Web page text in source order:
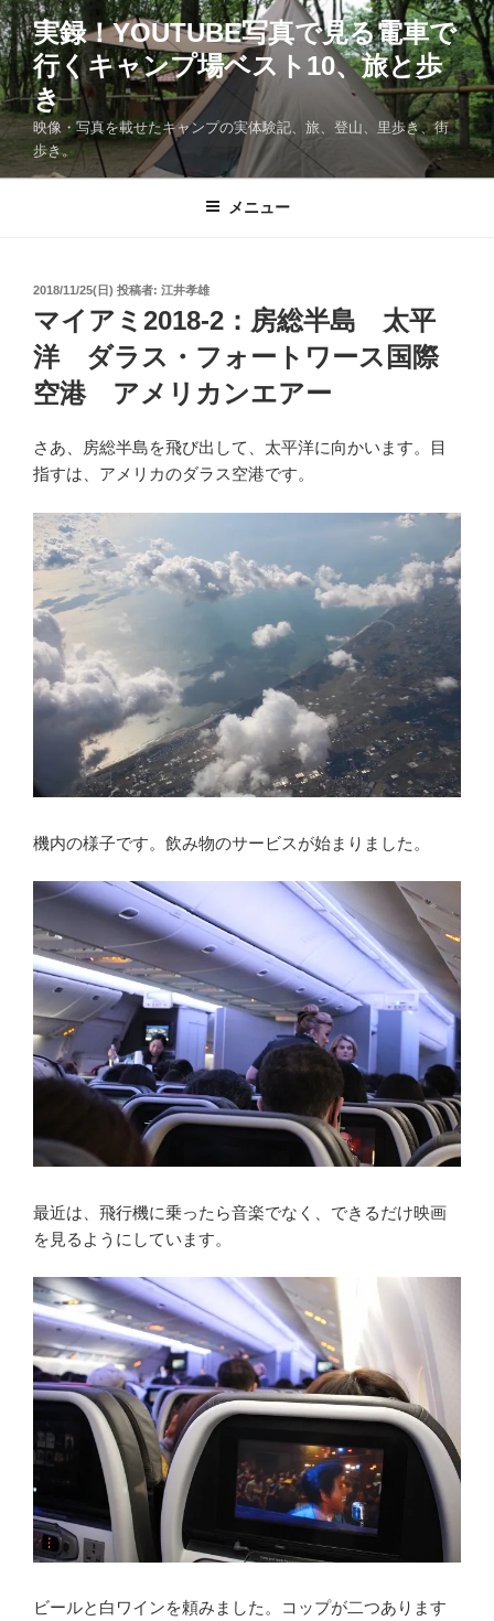
コ
ン
テ
ン
ツ
へ
ス
実録！YOUTUBE写真で見る電車で
行くキャンプ場ベスト10、旅と歩
き
映像・写真を載せたキャンプの実体験記、旅、登山、里歩き、街
歩き。
メニュー
投
日:
2018/11/25(日) 投稿者: 江井孝雄
マイアミ2018-2：房総半島 太平
洋 ダラス・フォートワース国際
空港 アメリカンエアー
さあ、房総半島を飛び出して、太平洋に向かいます。目
指すは、アメリカのダラス空港です。
機内の様子です。飲み物のサービスが始まりました。
最近は、飛行機に乗ったら音楽でなく、できるだけ映画
を見るようにしています。
ビールと白ワインを頼みました。コップが二つあります